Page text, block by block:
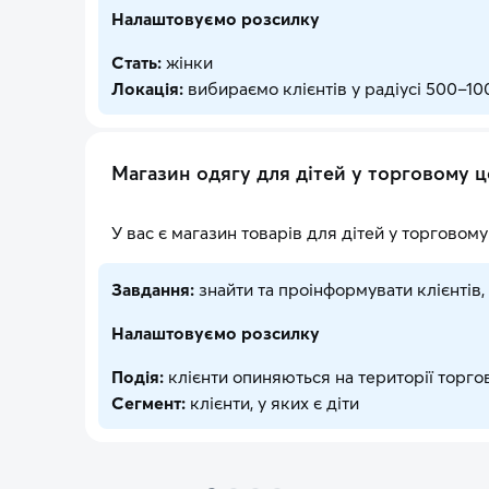
Налаштовуємо розсилку
Стать: жінки
Локація: вибираємо клієнтів у радіусі
Магазин одягу для дітей у торговому
У вас є магазин товарів для дітей у
Завдання: знайти та проінформувати
Налаштовуємо розсилку
Подія: клієнти опиняються на території
Сегмент: клієнти, у яких є діти